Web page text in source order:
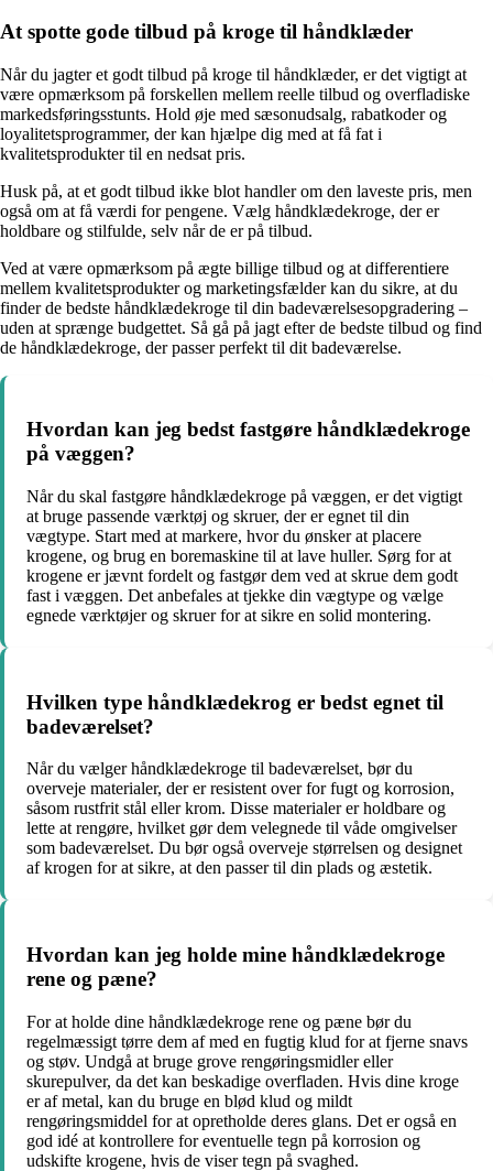
At spotte gode tilbud på kroge til håndklæder
Når du jagter et godt tilbud på kroge til håndklæder, er det vigtigt at
være opmærksom på forskellen mellem reelle tilbud og overfladiske
markedsføringsstunts. Hold øje med sæsonudsalg, rabatkoder og
loyalitetsprogrammer, der kan hjælpe dig med at få fat i
kvalitetsprodukter til en nedsat pris.
Husk på, at et godt tilbud ikke blot handler om den laveste pris, men
også om at få værdi for pengene. Vælg håndklædekroge, der er
holdbare og stilfulde, selv når de er på tilbud.
Ved at være opmærksom på ægte billige tilbud og at differentiere
mellem kvalitetsprodukter og marketingsfælder kan du sikre, at du
finder de bedste håndklædekroge til din badeværelsesopgradering –
uden at sprænge budgettet. Så gå på jagt efter de bedste tilbud og find
de håndklædekroge, der passer perfekt til dit badeværelse.
Hvordan kan jeg bedst fastgøre håndklædekroge
på væggen?
Når du skal fastgøre håndklædekroge på væggen, er det vigtigt
at bruge passende værktøj og skruer, der er egnet til din
vægtype. Start med at markere, hvor du ønsker at placere
krogene, og brug en boremaskine til at lave huller. Sørg for at
krogene er jævnt fordelt og fastgør dem ved at skrue dem godt
fast i væggen. Det anbefales at tjekke din vægtype og vælge
egnede værktøjer og skruer for at sikre en solid montering.
Hvilken type håndklædekrog er bedst egnet til
badeværelset?
Når du vælger håndklædekroge til badeværelset, bør du
overveje materialer, der er resistent over for fugt og korrosion,
såsom rustfrit stål eller krom. Disse materialer er holdbare og
lette at rengøre, hvilket gør dem velegnede til våde omgivelser
som badeværelset. Du bør også overveje størrelsen og designet
af krogen for at sikre, at den passer til din plads og æstetik.
Hvordan kan jeg holde mine håndklædekroge
rene og pæne?
For at holde dine håndklædekroge rene og pæne bør du
regelmæssigt tørre dem af med en fugtig klud for at fjerne snavs
og støv. Undgå at bruge grove rengøringsmidler eller
skurepulver, da det kan beskadige overfladen. Hvis dine kroge
er af metal, kan du bruge en blød klud og mildt
rengøringsmiddel for at opretholde deres glans. Det er også en
god idé at kontrollere for eventuelle tegn på korrosion og
udskifte krogene, hvis de viser tegn på svaghed.